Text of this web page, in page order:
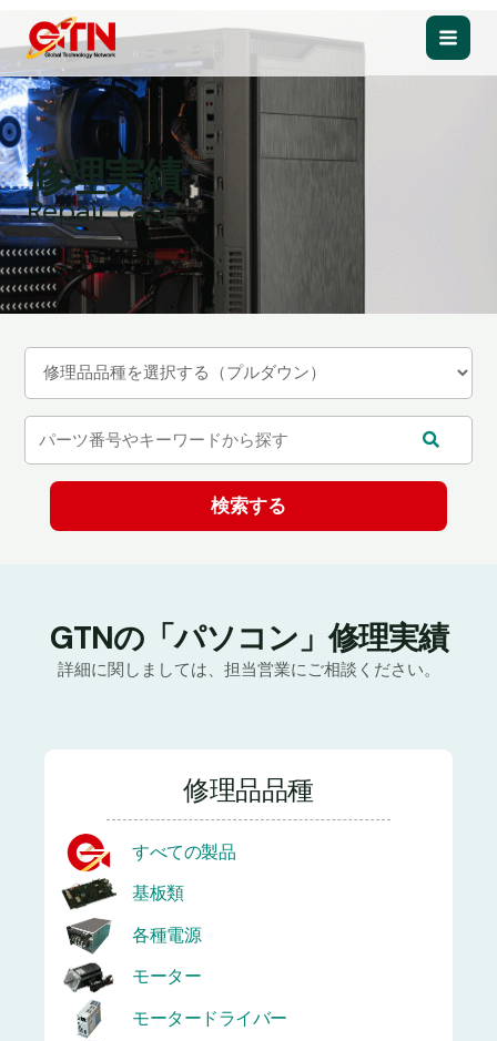
を
ス
キ
ッ
プ
Main
修理実績
Repair case
GTNの「パソコン」修理実績
詳細に関しましては、担当営業にご相談ください。
修理品品種
すべての製品
基板類
各種電源
モーター
モータードライバー